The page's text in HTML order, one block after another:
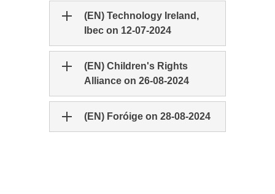
(EN) Technology Ireland,
Ibec on 12-07-2024
(EN) Children's Rights
Alliance on 26-08-2024
(EN) Foróige on 28-08-2024